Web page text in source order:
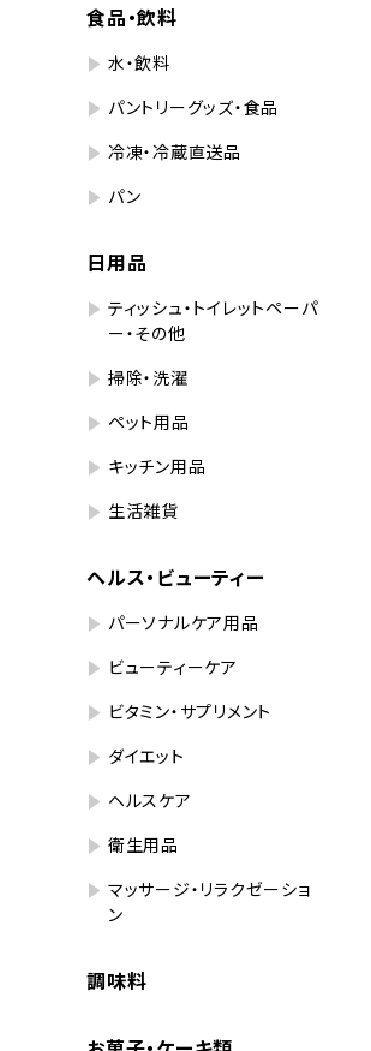
食品・飲料
水・飲料
パントリーグッズ・食品
冷凍・冷蔵直送品
パン
日用品
ティッシュ・トイレットペーパ
ー・その他
掃除・洗濯
ペット用品
キッチン用品
生活雑貨
ヘルス・ビューティー
パーソナルケア用品
ビューティーケア
ビタミン・サプリメント
ダイエット
ヘルスケア
衛生用品
マッサージ・リラクゼーショ
ン
調味料